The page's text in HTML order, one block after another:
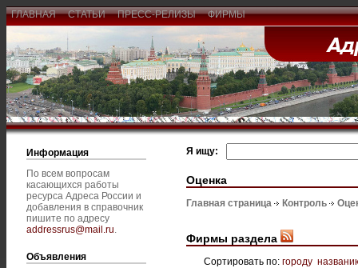
ГЛАВНАЯ СТАТЬИ ПРЕСС-РЕЛИЗЫ ФИРМЫ
Информация
По всем вопросам
касающихся работы
ресурса Адреса России и
добавления в справочник
пишите по адресу
addressrus@mail.ru.
Объявления
Я ищу:
Оценка
Главная страница Контроль
Фирмы раздела
Сортировать по: городу